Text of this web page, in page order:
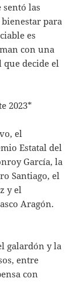
las
para
es
con una
que decide el
2023*
el
Estatal del
García, la
Santiago, el
y el
Aragón.
galardón y la
entre
con